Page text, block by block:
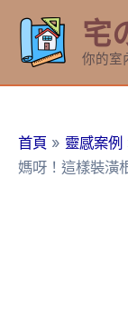
要
宅
你的室
首頁
靈感案例
媽呀！這樣裝潢